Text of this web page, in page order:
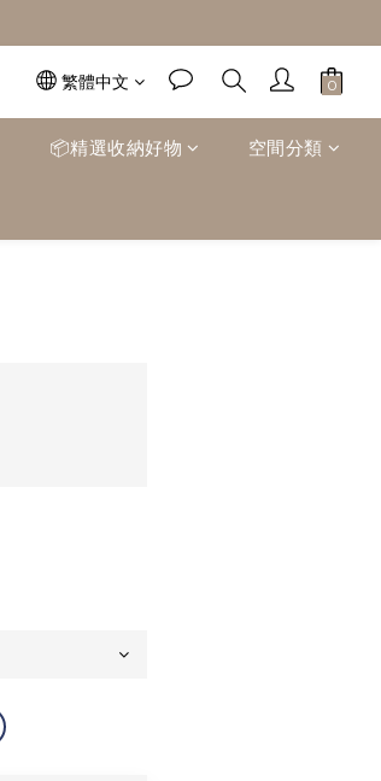
繁體中文
📦精選收納好物 空間分類